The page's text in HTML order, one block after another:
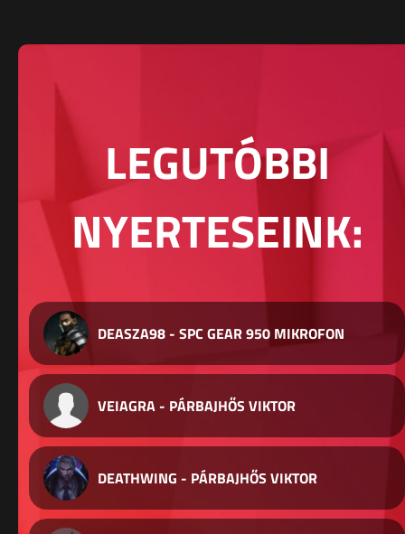
LEGUTÓBBI
NYERTESEINK:
DEASZA98 - SPC GEAR 950 MIKROFON
VEIAGRA - PÁRBAJHŐS VIKTOR
DEATHWING - PÁRBAJHŐS VIKTOR